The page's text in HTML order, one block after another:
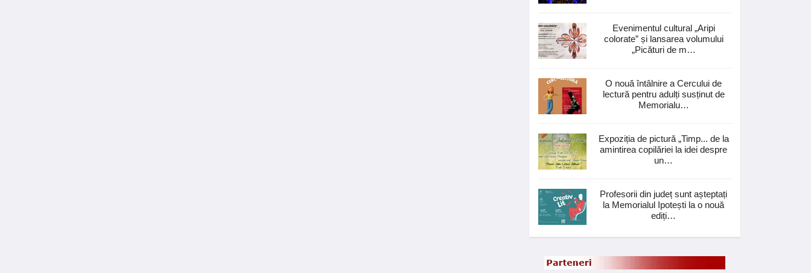
Evenimentul cultural „Aripi
colorate” și lansarea volumului
„Picături de m…
O nouă întâlnire a Cercului de
lectură pentru adulți susținut de
Memorialu…
Expoziția de pictură „Timp... de la
amintirea copilăriei la idei despre
un…
Profesorii din județ sunt așteptați
la Memorialul Ipotești la o nouă
ediți…